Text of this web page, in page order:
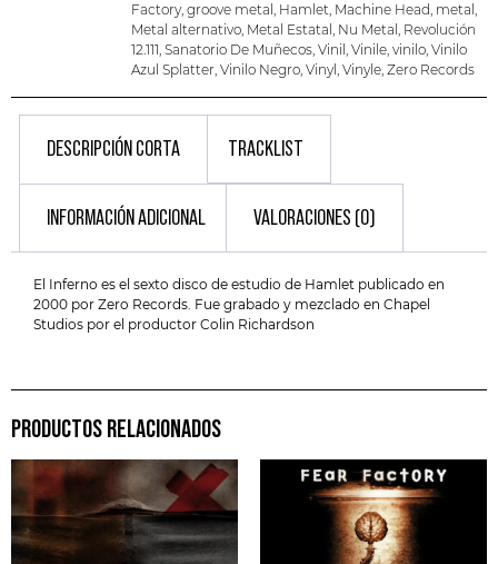
Factory, groove metal , Hamlet, Machine Head, metal ,
Metal alternativo, Metal Estatal , Nu Metal , Revolución
12.111, Sanatorio De Muñecos, Vinil , Vinile, vinilo, Vinilo
Azul Splatter, Vinilo Negro, Vinyl, Vinyle, Zero Records
DESCRIPCIÓN CORTA TRACKLIST
INFORMACIÓN ADICIONAL VALORACIONES (0)
El Inferno es el sexto disco de estudio de Hamlet publicado en
2000 por Zero Records. Fue grabado y mezclado en Chapel
Studios por el productor Colin Richardson
PRODUCTOS RELACIONADOS